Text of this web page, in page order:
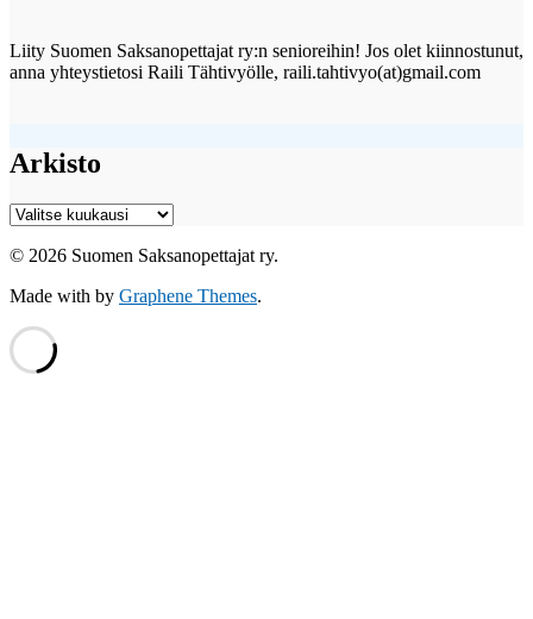
Liity Suomen Saksanopettajat ry:n senioreihin! Jos olet kiinnostunut,
anna yhteystietosi Raili Tähtivyölle, raili.tahtivyo(at)gmail.com
Arkisto
Arkisto
© 2026 Suomen Saksanopettajat ry.
Made with by Graphene Themes.